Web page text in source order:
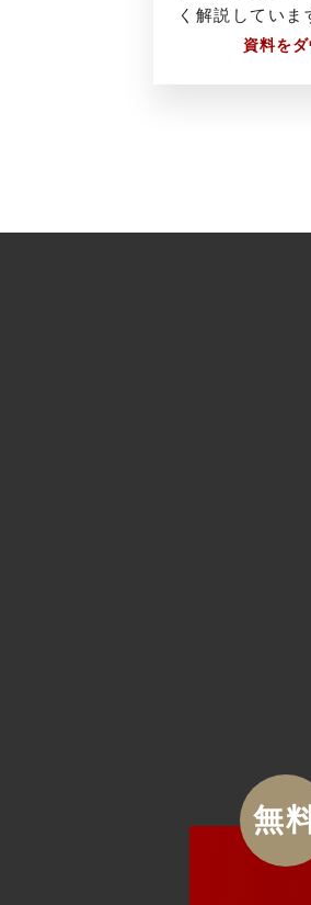
く解説していま
資料を
無